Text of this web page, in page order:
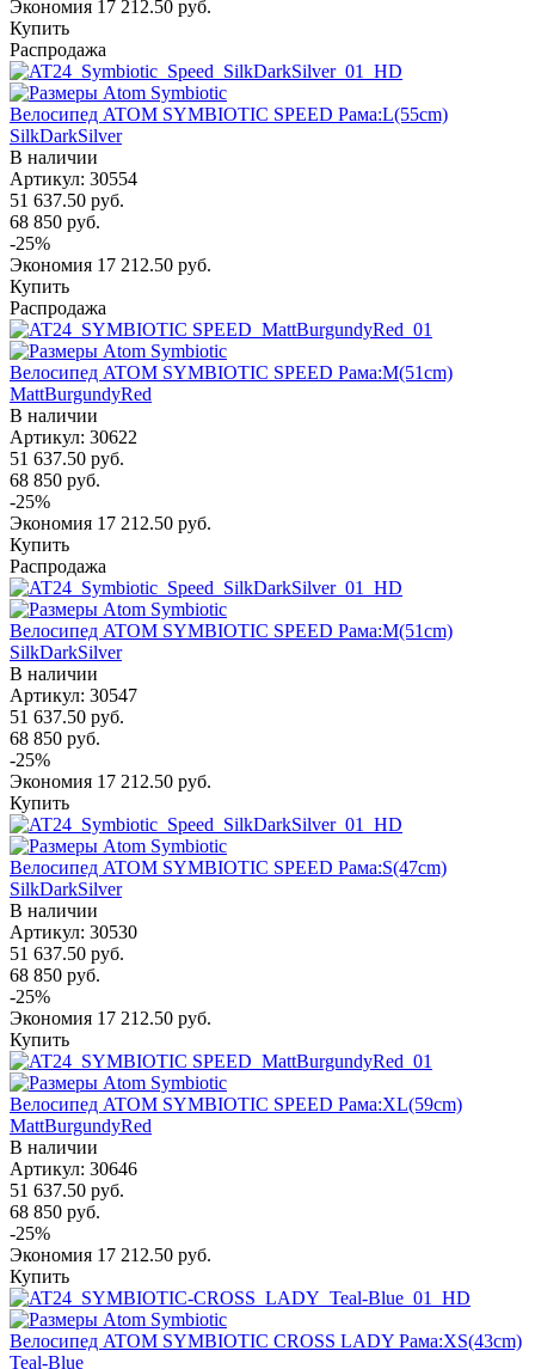
Экономия 17 212.50 руб.
Купить
Распродажа
Велосипед ATOM SYMBIOTIC SPEED Рама:L(55cm)
SilkDarkSilver
В наличии
Артикул: 30554
51 637.50 руб.
68 850 руб.
-25%
Экономия 17 212.50 руб.
Купить
Распродажа
Велосипед ATOM SYMBIOTIC SPEED Рама:M(51cm)
MattBurgundyRed
В наличии
Артикул: 30622
51 637.50 руб.
68 850 руб.
-25%
Экономия 17 212.50 руб.
Купить
Распродажа
Велосипед ATOM SYMBIOTIC SPEED Рама:M(51cm)
SilkDarkSilver
В наличии
Артикул: 30547
51 637.50 руб.
68 850 руб.
-25%
Экономия 17 212.50 руб.
Купить
Велосипед ATOM SYMBIOTIC SPEED Рама:S(47cm)
SilkDarkSilver
В наличии
Артикул: 30530
51 637.50 руб.
68 850 руб.
-25%
Экономия 17 212.50 руб.
Купить
Велосипед ATOM SYMBIOTIC SPEED Рама:XL(59cm)
MattBurgundyRed
В наличии
Артикул: 30646
51 637.50 руб.
68 850 руб.
-25%
Экономия 17 212.50 руб.
Купить
Велосипед ATOM SYMBIOTIC CROSS LADY Рама:XS(43cm)
Teal-Blue